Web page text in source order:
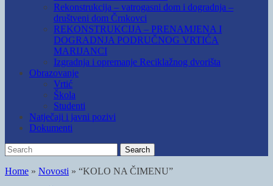
Rekonstrukcija – vatrogasni dom i dogradnja –
društveni dom Črnkovci
REKONSTRUKCIJA – PRENAMJENA I
DOGRADNJA PODRUČNOG VRTIĆA
MARIJANCI
Izgradnja i opremanje Reciklažnog dvorišta
Obrazovanje
Vrtić
Škola
Studenti
Natječaji i javni pozivi
Dokumenti
Search
for:
Search
Home » Novosti » “KOLO NA ČIMENU”